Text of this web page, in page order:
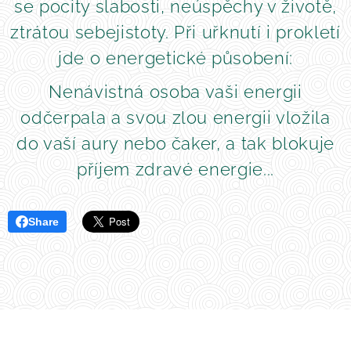
se pocity slabosti, neúspěchy v životě,
ztrátou sebejistoty. Při uřknutí i prokletí
jde o energetické působení:
Nenávistná osoba vaši energii
odčerpala a svou zlou energii vložila
do vaší aury nebo čaker, a tak blokuje
příjem zdravé energie...
Share